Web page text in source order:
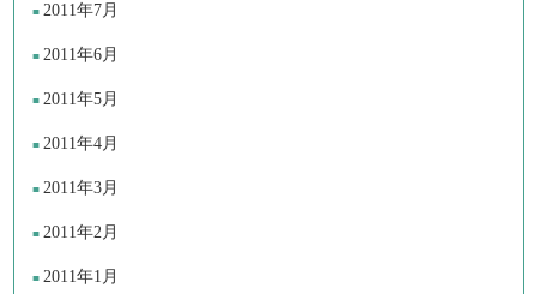
2011年7月
2011年6月
2011年5月
2011年4月
2011年3月
2011年2月
2011年1月